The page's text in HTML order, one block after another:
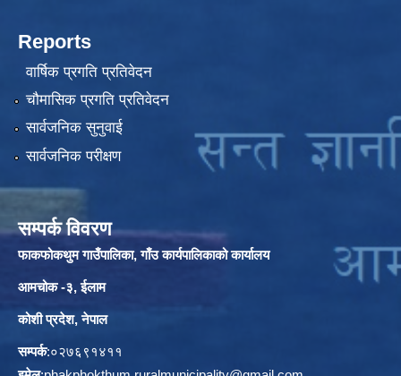
Reports
वार्षिक प्रगति प्रतिवेदन
चौमासिक प्रगति प्रतिवेदन
सार्वजनिक सुनुवाई
सार्वजनिक परीक्षण
सम्पर्क विवरण
फाकफोकथुम गाउँपालिका, गाँउ कार्यपालिकाको कार्यालय
आमचोक -३, ईलाम
कोशी प्रदेश, नेपाल
सम्पर्क:०२७६९१४११